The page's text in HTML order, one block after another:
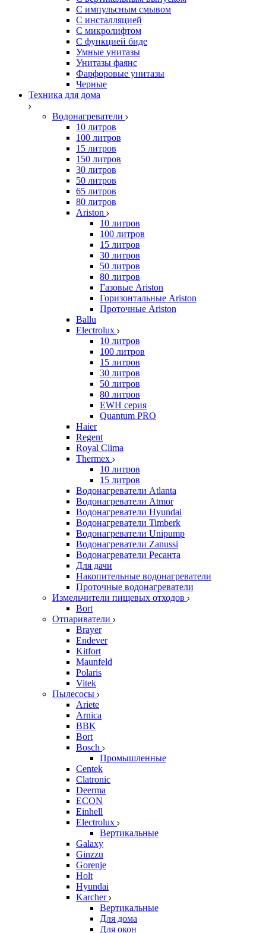
С импульсным смывом
С инсталляцией
С микролифтом
С функцией биде
Умные унитазы
Унитазы фаянс
Фарфоровые унитазы
Черные
Техника для дома
Водонагреватели
10 литров
100 литров
15 литров
150 литров
30 литров
50 литров
65 литров
80 литров
Ariston
10 литров
100 литров
15 литров
30 литров
50 литров
80 литров
Газовые Ariston
Горизонтальные Ariston
Проточные Ariston
Ballu
Electrolux
10 литров
100 литров
15 литров
30 литров
50 литров
80 литров
EWH серия
Quantum PRO
Haier
Regent
Royal Clima
Thermex
10 литров
15 литров
Водонагреватели Atlanta
Водонагреватели Atmor
Водонагреватели Hyundai
Водонагреватели Timberk
Водонагреватели Unipump
Водонагреватели Zanussi
Водонагреватели Ресанта
Для дачи
Накопительные водонагреватели
Проточные водонагреватели
Измельчители пищевых отходов
Bort
Отпариватели
Brayer
Endever
Kitfort
Maunfeld
Polaris
Vitek
Пылесосы
Ariete
Arnica
BBK
Bort
Bosch
Промышленные
Centek
Clatronic
Deerma
ECON
Einhell
Electrolux
Вертикальные
Galaxy
Ginzzu
Gorenje
Holt
Hyundai
Karcher
Вертикальные
Для дома
Для окон